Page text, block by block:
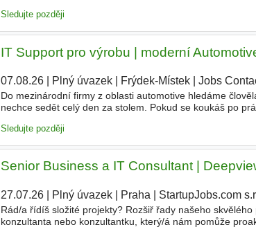
Sledujte později
IT Support pro výrobu | moderní
07.08.26| Plný úvazek| Frýdek-Místek| Jobs
Do mezinárodní firmy z oblasti automotive hledáme
nechce sedět celý den za stolem. Pokud se koukáš po
Sledujte později
Senior Business a IT Consultant |
27.07.26| Plný úvazek| Praha StartupJobs.com
Rád/a řídíš složité projekty? Rozšiř řady našeho
konzultanta nebo konzultantku, který/á nám pomůže